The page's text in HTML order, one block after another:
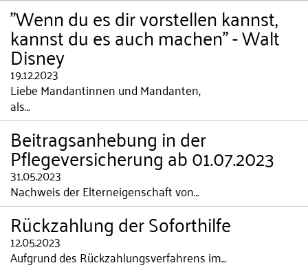
"Wenn du es dir vorstellen kannst,
kannst du es auch machen" - Walt
Disney
19.12.2023
Liebe Mandantinnen und Mandanten,
als…
Beitragsanhebung in der
Pflegeversicherung ab 01.07.2023
31.05.2023
Nachweis der Elterneigenschaft von…
Rückzahlung der Soforthilfe
12.05.2023
Aufgrund des Rückzahlungsverfahrens im…